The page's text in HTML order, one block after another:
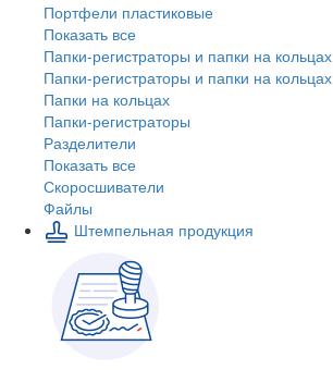
Портфели пластиковые
Показать все
Папки-регистраторы и папки на кольцах
Папки-регистраторы и папки на кольцах
Папки на кольцах
Папки-регистраторы
Разделители
Показать все
Скоросшиватели
Файлы
Штемпельная продукция